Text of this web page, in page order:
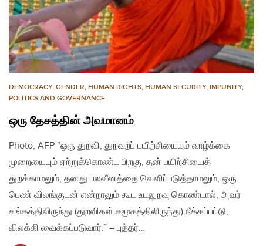
DEMOCRACY, GENDER, HUMAN RIGHTS, HUMAN SECURITY, IMPUNITY,
POLITICS AND GOVERNANCE
ஒரு தேசத்தின் அவமானம்
Photo, AFP “ஒரு துறவி, துறவறப் பயிற்சியையும் வாழ்க்கை
முறையையும் ஏற்றுக்கொண்ட பிறகு, தன் பயிற்சியைத்
துறக்காமலும், தனது பலவீனத்தை வெளிப்படுத்தாமலும், ஒரு
பெண் விலங்குடன் என்றாலும் கூட உடலுறவு கொண்டால், அவர்
சங்கத்திலிருந்து (துறவிகள் சமூகத்திலிருந்து) நீக்கப்பட்டு,
விலக்கி வைக்கப்படுவார்.” – புத்தர்…